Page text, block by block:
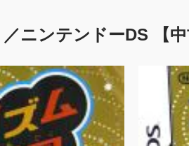
ニンテンドーDS 【